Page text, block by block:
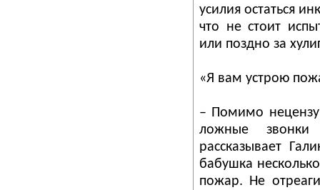
усилия остаться
что не стоит
или поздно за
«Я вам устрою
– Помимо
ложные звонки
рассказывает
бабушка
пожар. Не